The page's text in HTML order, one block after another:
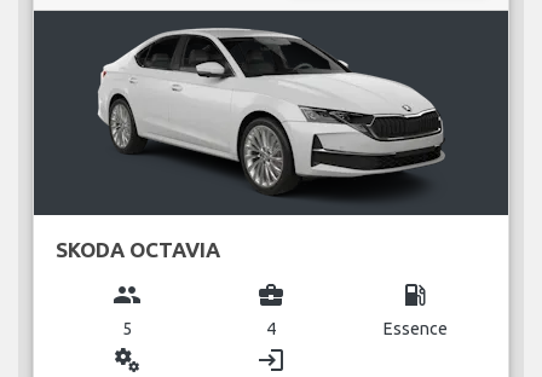
SKODA OCTAVIA
group
5
business_center
4
local_gas_station
Essence
miscellaneous_services login